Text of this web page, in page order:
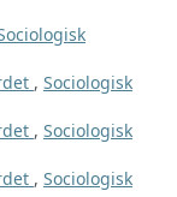
, Sociologisk
, Sociologisk
, Sociologisk